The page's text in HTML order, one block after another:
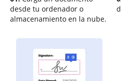
desde tu ordenador o
almacenamiento en la nube.